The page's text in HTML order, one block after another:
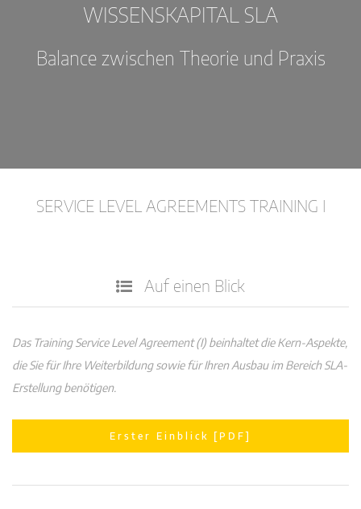
WISSENSKAPITAL SLA
Balance zwischen Theorie und Praxis
SERVICE LEVEL AGREEMENTS TRAINING I
Auf einen Blick
Das Training Service Level Agreement (I) beinhaltet die Kern-Aspekte,
die Sie für Ihre Weiterbildung sowie für Ihren Ausbau im Bereich SLA-
Erstellung benötigen.
Erster Einblick [PDF]